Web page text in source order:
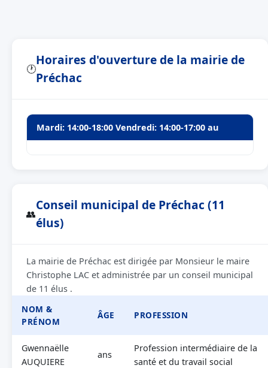
🕐
Horaires d'ouverture de la mairie de
Préchac
Mardi: 14:00-18:00 Vendredi: 14:00-17:00 au
👥
Conseil municipal de Préchac (11
élus)
La mairie de Préchac est dirigée par Monsieur le maire
Christophe LAC et administrée par un conseil municipal
de 11 élus .
NOM &
PRÉNOM
ÂGE PROFESSION
Gwennaëlle
AUQUIERE
ans
Profession intermédiaire de la
santé et du travail social